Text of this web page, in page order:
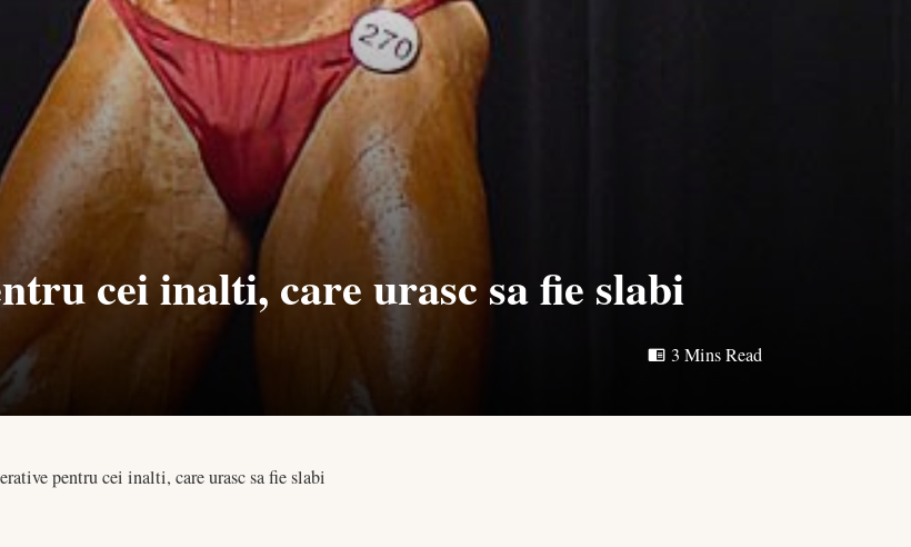
cei inalti, care urasc sa fie slabi
3 Mins Read
pentru cei inalti, care urasc sa fie slabi